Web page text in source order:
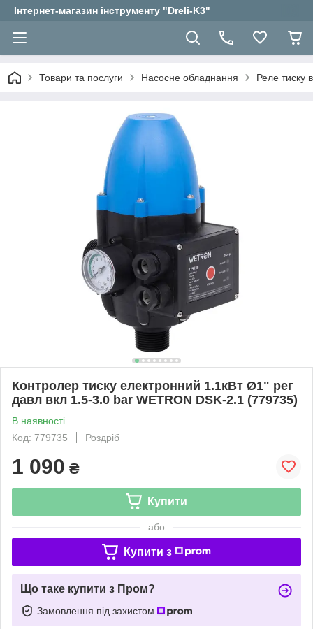
Інтернет-магазин інструменту "Dreli-K3"
Товари та послуги Насосне обладнання Реле тиску
Контролер тиску електронний 1.1кВт Ø1" рег
давл вкл 1.5-3.0 bar WETRON DSK-2.1 (779735)
В наявності
Код: 779735
Роздріб
1 090 ₴
Купити
або
Купити з
Що таке купити з Пром?
Замовлення під захистом